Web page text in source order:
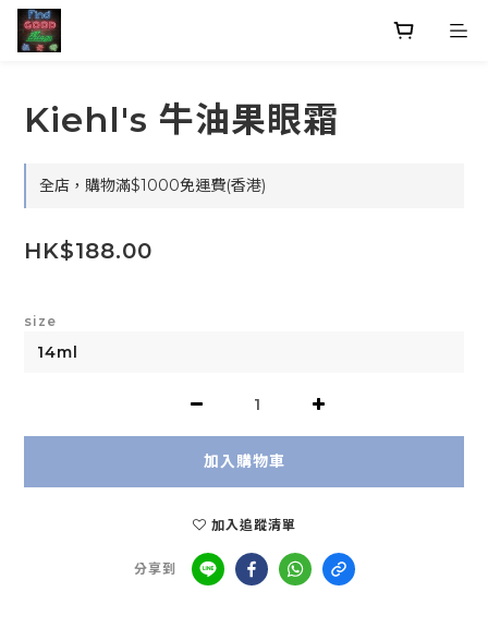
Kiehl's 牛油果眼霜
全店，購物滿$1000免運費(香港)
HK$188.00
size
加入購物車
加入追蹤清單
分享到